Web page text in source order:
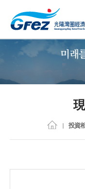
投資